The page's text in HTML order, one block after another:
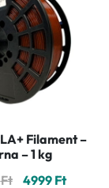
Filament –
– 1 kg
Ft Original
4999 Ft